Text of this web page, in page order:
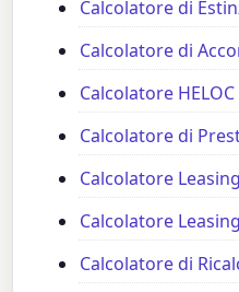
Calcolatore di
Calcolatore di
Calcolatore HELOC
Calcolatore di
Calcolatore
Calcolatore
Calcolatore di